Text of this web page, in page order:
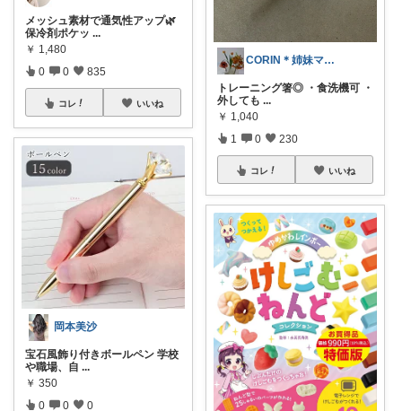
メッシュ素材で通気性アップ🌿
保冷剤ポケッ ...
￥ 1,480
0 0 835
コレ いいね
岡本美沙
宝石風飾り付きボールペン 学校
や職場、自 ...
￥ 350
0 0 0
CORIN＊姉妹ママ＊ぜんぶオリ写＊
トレーニング箸◎ ・食洗機可 ・
外しても ...
￥ 1,040
1 0 230
コレ いいね